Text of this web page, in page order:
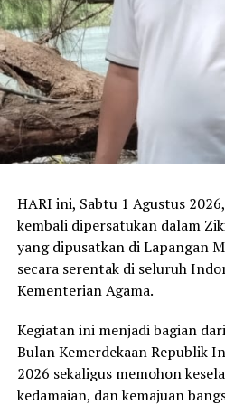
Fraksi Partai Gerindra ini.
Sementara itu, Komando
Agraria menyampaikan
langkah nyata dengan
Agraria. Ia berharap kerja
konflik-konflik mendesak yang
“Alhamdulillah, sudah terbentuk
berharap Pansus ini bisa
sangat urgent, termasuk
terhadap petani dan
menyerahkan draft usulan
Komando Nasional Koalisi
Pertemuan tersebut turut
HARI ini, Sabtu 1 Agustus
kembali dipersatukan dalam
yang dipusatkan di Lapangan
secara serentak di seluruh
Kementerian Agama.
Kegiatan ini menjadi bagian
Bulan Kemerdekaan Republik
2026 sekaligus memohon
kedamaian, dan kemajuan